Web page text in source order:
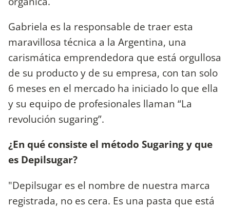
Gabriela es la responsable de traer esta
maravillosa técnica a la Argentina, una
carismática emprendedora que está orgullosa
de su producto y de su empresa, con tan solo
6 meses en el mercado ha iniciado lo que ella
y su equipo de profesionales llaman “La
revolución sugaring”.
¿En qué consiste el método Sugaring y que
es Depilsugar?
"Depilsugar es el nombre de nuestra marca
registrada, no es cera. Es una pasta que está